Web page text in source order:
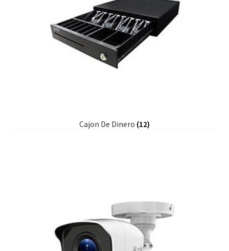
Cajon De Dinero (12)